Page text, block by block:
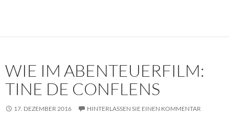
WIE IM ABENTEUERFILM:
TINE DE CONFLENS
17. DEZEMBER 2016 HINTERLASSEN SIE EINEN KOMMENTAR